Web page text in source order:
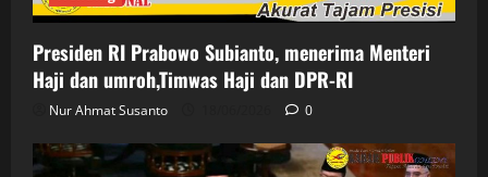
Presiden RI Prabowo Subianto, menerima Menteri
Haji dan umroh,Timwas Haji dan DPR-RI
Nur Ahmat Susanto 0